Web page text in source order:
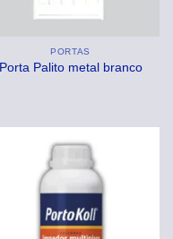
PORTAS
Porta Palito metal branco